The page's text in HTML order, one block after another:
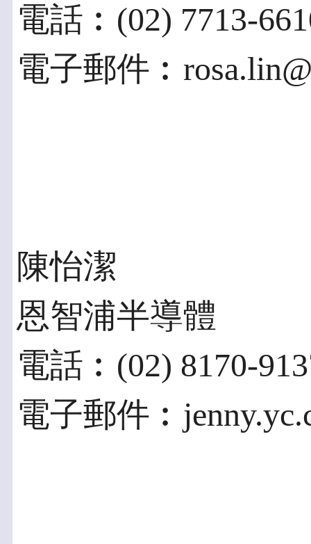
電話︰(02) 7713-
電子郵件
陳怡潔
恩智浦半導體
電話︰(02) 8170-
電子郵件